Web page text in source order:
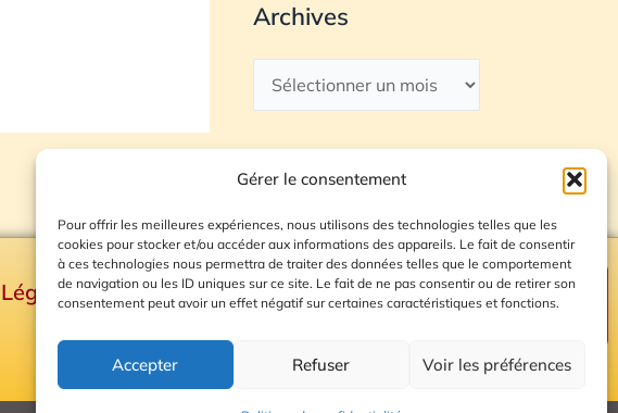
Gérer le consentement
Pour offrir les meilleures expériences, nous utilisons des technologies telles que les
cookies pour stocker et/ou accéder aux informations des appareils. Le fait de consentir
à ces technologies nous permettra de traiter des données telles que le comportement
de navigation ou les ID uniques sur ce site. Le fait de ne pas consentir ou de retirer son
consentement peut avoir un effet négatif sur certaines caractéristiques et fonctions.
Accepter Refuser Voir les préférences
Archives
Plan du site